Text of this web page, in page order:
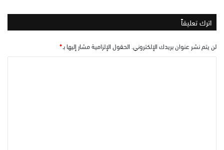
اترك تعليقاً
لن يتم نشر عنوان بريدك الإلكتروني. الحقول الإلزامية مشار إليها بـ*